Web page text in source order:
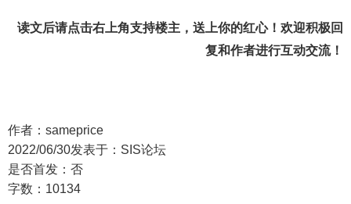
读文后请点击右上角支持楼主，送上你的红心！欢迎积极回
复和作者进行互动交流！
作者：sameprice
2022/06/30发表于：SIS论坛
是否首发：否
字数：10134